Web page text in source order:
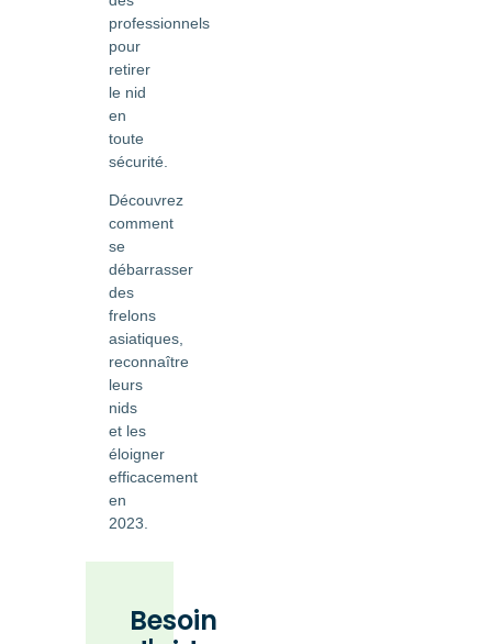
professionnels
pour
retirer
le nid
en
toute
sécurité.
Découvrez
comment
se
débarrasser
des
frelons
asiatiques,
reconnaître
leurs
nids
et les
éloigner
efficacement
en
2023.
Besoin